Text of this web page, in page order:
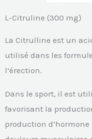
L-Citruline (300 mg)
La Citrulline est un
utilisé dans les
l’érection.
Dans le sport, il est
favorisant la
production